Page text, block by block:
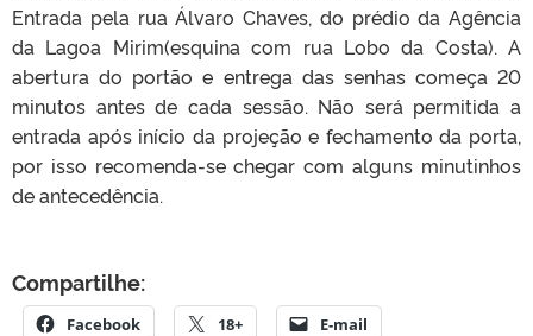
Entrada pela rua Álvaro Chaves, do prédio da Agência
da Lagoa Mirim(esquina com rua Lobo da Costa). A
abertura do portão e entrega das senhas começa 20
minutos antes de cada sessão. Não será permitida a
entrada após início da projeção e fechamento da porta,
por isso recomenda-se chegar com alguns minutinhos
de antecedência.
Compartilhe:
Facebook 18+ E-mail